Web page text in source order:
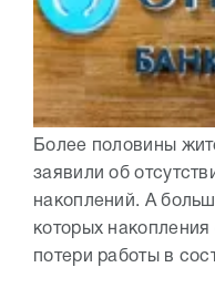
Более половины
заявили об
накоплений. А
которых накопления
потери работы в